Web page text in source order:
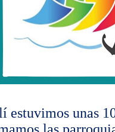
estuvimos unas